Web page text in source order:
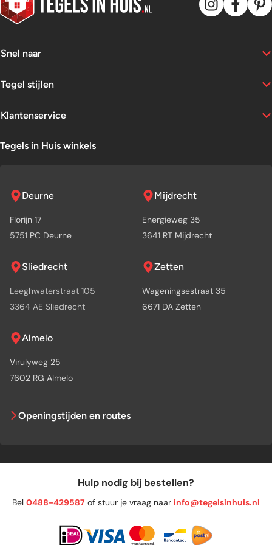
Snel naar
Tegel stijlen
Klantenservice
Tegels in Huis winkels
Deurne
Florijn 17
5751 PC Deurne
Mijdrecht
Energieweg 35
3641 RT Mijdrecht
Sliedrecht
Leeghwaterstraat 105
3364 AE Sliedrecht
Zetten
Wageningsestraat 35
6671 DA Zetten
Almelo
Virulyweg 25
7602 RG Almelo
Openingstijden en routes
Hulp nodig bij bestellen?
Bel 0488-429587 of stuur je vraag naar info@tegelsinhuis.nl